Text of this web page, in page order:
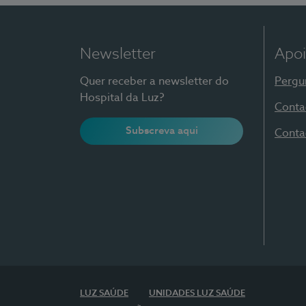
Newsletter
Quer receber a newsletter do
Hospital da Luz?
Subscreva aqui
LUZ SAÚDE UNIDADES LUZ SAÚDE